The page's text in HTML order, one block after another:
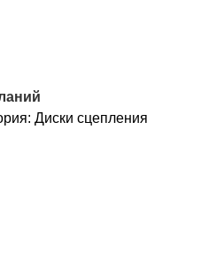
Диски сцепления